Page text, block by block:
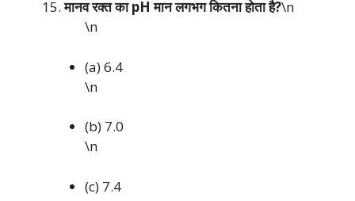
मानव रक्त का pH मान लगभग कितना होता है?\n
\n
(a) 6.4
\n
(b) 7.0
\n
(c) 7.4